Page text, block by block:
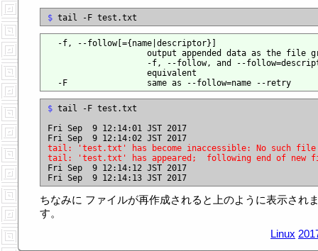
$
  -f, --follow[={name|descriptor}]
output appended data as the file
-f, --follow, and --
                    equivalent
$ tail -F test.txt
Fri Sep  9 12:14:01 JST 2017
tail: 'test.txt' has become inaccessible: No such
tail: 'test.txt' has appeared;  following end of new
Fri Sep  9 12:14:12 JST 2017
ちなみに ファイルが再作成されると上のように表示され
す。
Linux